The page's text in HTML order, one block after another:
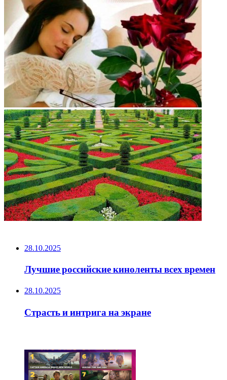
28.10.2025
Лучшие российские киноленты всех времен
28.10.2025
Страсть и интрига на экране